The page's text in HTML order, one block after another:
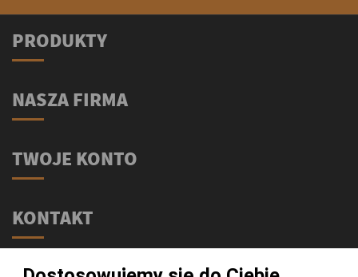
PRODUKTY
NASZA FIRMA
TWOJE KONTO
KONTAKT